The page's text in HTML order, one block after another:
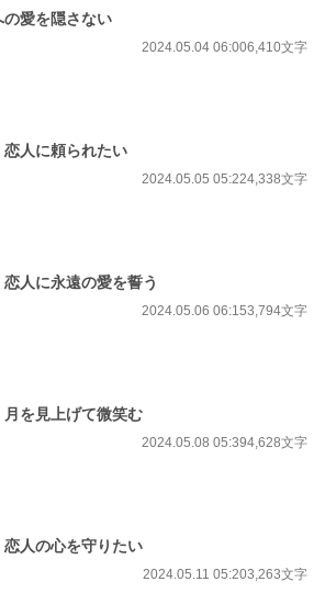
った時の話です。
の心を守りたい」
という男。男は、陽太に興味を抱き…。
太。またもや前原が現れ…。
く完璧な恋人の過去が気になる」
智樹の過去を聞いた陽太は、智樹への想いを深め
の変化を見逃せない」
を、聡真や涼雅はからかうが…。
する恋人をデートに誘う」
愛を隠さない
2024.05.04 06:006,410文字
人に頼られたい
2024.05.05 05:224,338文字
人に永遠の愛を誓う
2024.05.06 06:153,794文字
を見上げて微笑む
2024.05.08 05:394,628文字
人の心を守りたい
2024.05.11 05:203,263文字